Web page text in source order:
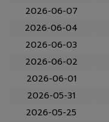
2026-06-07
2026-06-04
2026-06-03
2026-06-02
2026-06-01
2026-05-31
2026-05-25